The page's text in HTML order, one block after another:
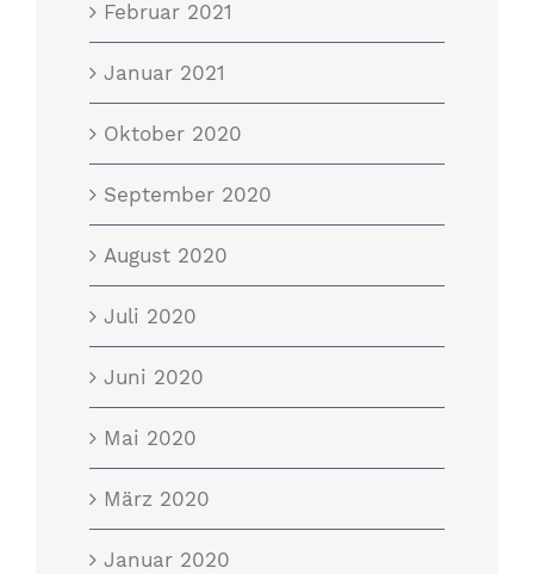
Februar 2021
Januar 2021
Oktober 2020
September 2020
August 2020
Juli 2020
Juni 2020
Mai 2020
März 2020
Januar 2020